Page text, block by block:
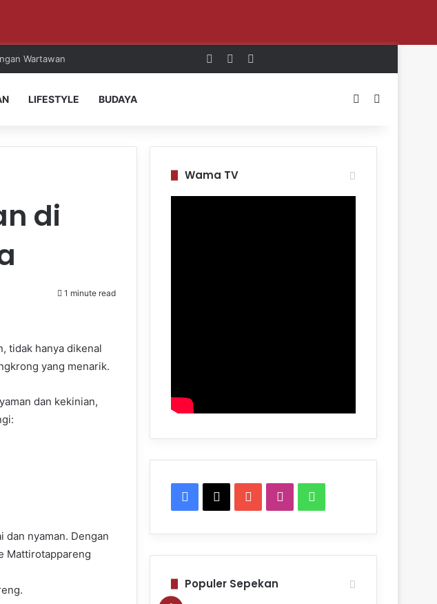
Wartawan Log InRandom Article
LIFESTYLE BUDAYA Switch skin
di
1 minute read
tidak hanya dikenal
yang menarik.
dan kekinian,
dan nyaman. Dengan
Mattirotappareng
Wama TV
Facebook
X YouTubeInstagram
Populer Sepekan